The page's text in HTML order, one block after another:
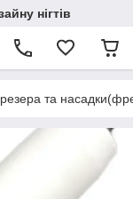
нігтів
та